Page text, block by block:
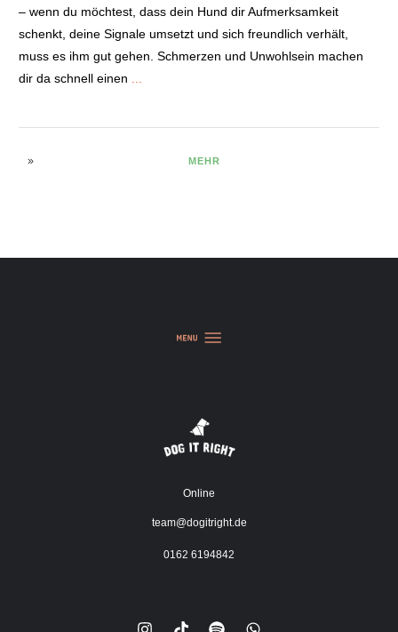
– wenn du möchtest, dass dein Hund dir Aufmerksamkeit
schenkt, deine Signale umsetzt und sich freundlich verhält,
muss es ihm gut gehen. Schmerzen und Unwohlsein machen
dir da schnell einen ...
MEHR
Online
team@dogitright.de
0162 6194842